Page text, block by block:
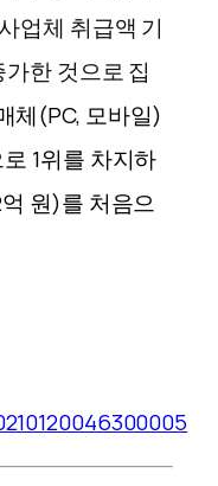
업체 취급액 기
한 것으로 집
체(PC, 모바일)
1위를 차지하
원)를 처음으